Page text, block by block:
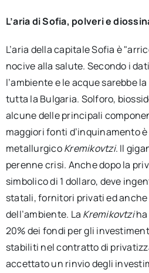
L’aria di Sofia, polveri e
L’aria della capitale Sofia è
nocive alla salute. Secondo i
l’ambiente e le acque sarebbe
tutta la Bulgaria. Solforo,
alcune delle principali
maggiori fonti d’inquinamento
metallurgicoKremikovtzi. Il
perenne crisi. Anche dopo la
simbolico di 1 dollaro, deve
statali, fornitori privati ed
dell’ambiente. La Kremikovtziha
20% dei fondi per gli
stabiliti nel contratto di
accettato un rinvio degli